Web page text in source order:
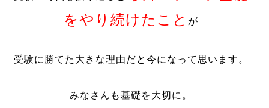
をやり続けたこと が
受験に勝てた大きな理由だと今になって思います 。
みなさんも基礎を大切に。